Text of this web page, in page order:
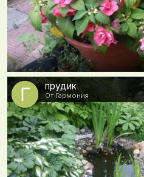
прудик
От Гармония